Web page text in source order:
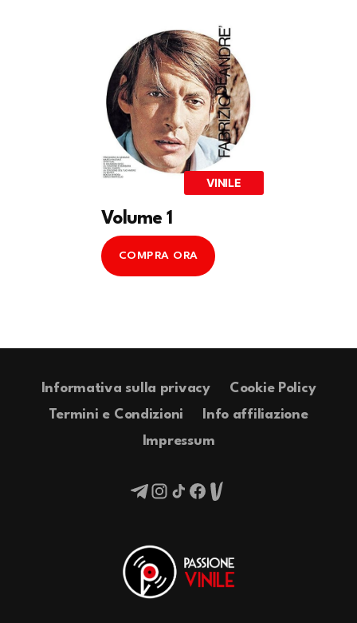
VINILE
Volume 1
COMPRA ORA
Informativa sulla privacy
Cookie Policy
Termini e Condizioni
Info affiliazione
Impressum